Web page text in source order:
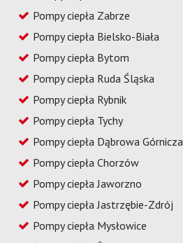
Pompy ciepła Zabrze
Pompy ciepła Bielsko-Biała
Pompy ciepła Bytom
Pompy ciepła Ruda Śląska
Pompy ciepła Rybnik
Pompy ciepła Tychy
Pompy ciepła Dąbrowa Górnicza
Pompy ciepła Chorzów
Pompy ciepła Jaworzno
Pompy ciepła Jastrzębie-Zdrój
Pompy ciepła Mysłowice